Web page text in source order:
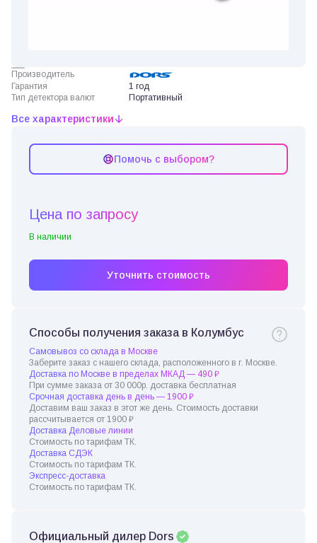
Производитель
Гарантия
1 год
Тип детектора валют
Портативный
Все характеристики
Помочь с выбором?
Цена по запросу
В наличии
Уточнить стоимость
Способы получения заказа в Колумбус
Самовывоз со склада в Москве
Заберите заказ с нашего склада, расположенного в г. Москве.
Доставка по Москве в пределах МКАД — 490 ₽
При сумме заказа от 30 000р. доставка бесплатная
Срочная доставка день в день — 1900 ₽
Доставим ваш заказ в этот же день. Стоимость доставки
рассчитывается от 1900 ₽
Доставка Деловые линии
Стоимость по тарифам ТК.
Доставка СДЭК
Стоимость по тарифам ТК.
Экспресс-доставка
Стоимость по тарифам ТК.
Официальный дилер Dors